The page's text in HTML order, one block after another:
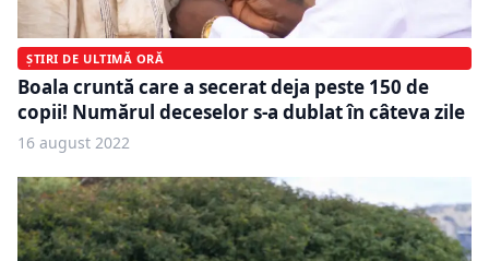
ȘTIRI DE ULTIMĂ ORĂ
Boala cruntă care a secerat deja peste 150 de
copii! Numărul deceselor s-a dublat în câteva zile
16 august 2022